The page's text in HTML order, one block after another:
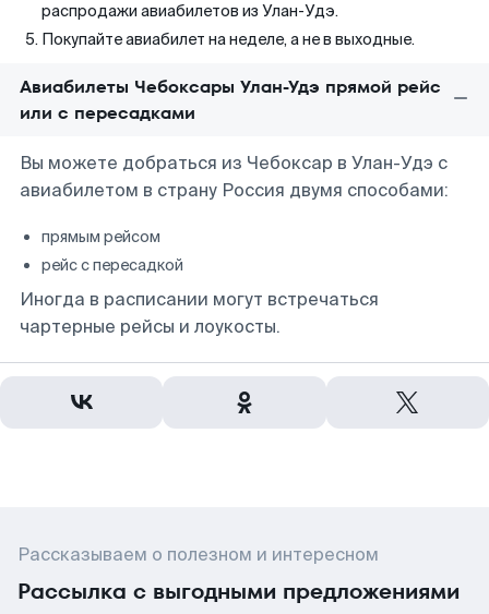
распродажи авиабилетов из Улан-Удэ.
Покупайте авиабилет на неделе, а не в выходные.
Авиабилеты Чебоксары Улан-Удэ прямой рейс
или с пересадками
Вы можете добраться из Чебоксар в Улан-Удэ с
авиабилетом в страну Россия двумя способами:
прямым рейсом
рейс с пересадкой
Иногда в расписании могут встречаться
чартерные рейсы и лоукосты.
Рассказываем о полезном и интересном
Рассылка с выгодными предложениями